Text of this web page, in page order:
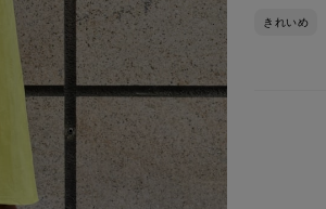
きれいめ